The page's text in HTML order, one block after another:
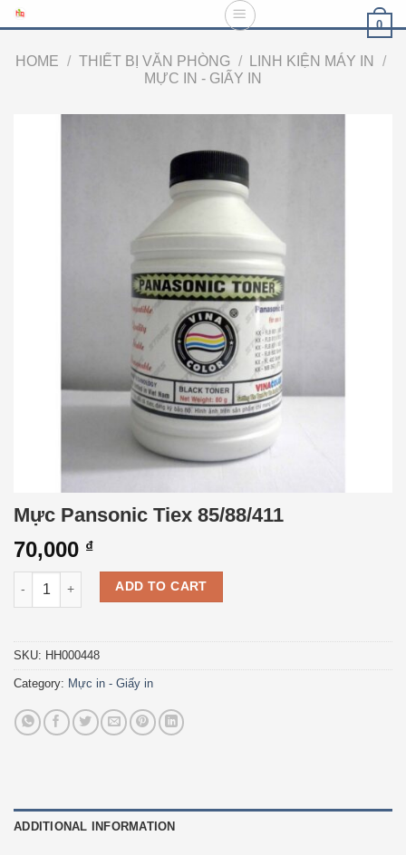
Skip
to
content
0
HOME / THIẾT BỊ VĂN PHÒNG / LINH KIỆN MÁY IN
/
MỰC IN - GIẤY IN
Mực Pansonic Tiex 85/88/411
70,000 ₫
Mực Pansonic Tiex 85/88/411 quantity
ADD TO CART
SKU: HH000448
Category: Mực in - Giấy in
ADDITIONAL INFORMATION